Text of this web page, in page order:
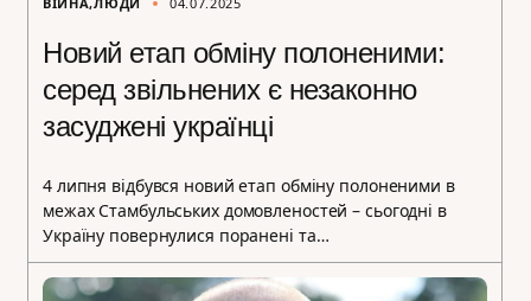
Новий етап обміну полоненими:
серед звільнених є незаконно
засуджені українці
4 липня відбувся новий етап обміну полоненими в
межах Стамбульських домовленостей – сьогодні в
Україну повернулися поранені та…